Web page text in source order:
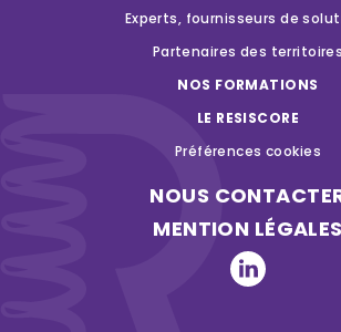
Experts, fournisseurs de
Partenaires des territoires
NOS FORMATIONS
LE RESISCORE
Préférences cookies
NOUS
MENTION LÉGALES